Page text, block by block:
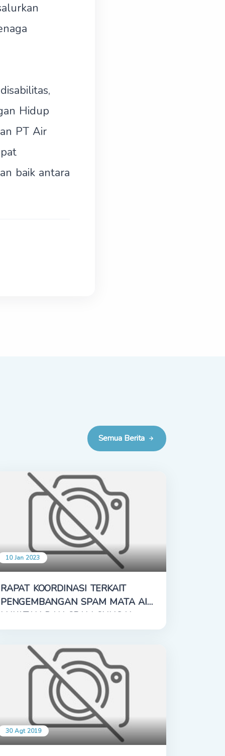
Hidup
PT Air
baik antara
Semua Berita
10 Jan 2023
RAPAT KOORDINASI TERKAIT
PENGEMBANGAN SPAM MATA AIR
LUKATAN DAN SPAM SUNGAI
DODOKAN
30 Agt 2019